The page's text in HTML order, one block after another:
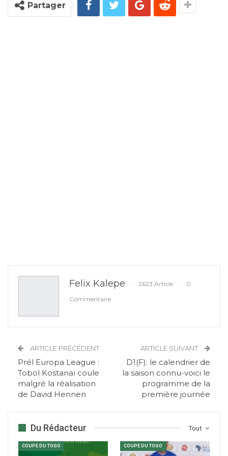
Partager
Felix Kalepe 2623 Article
0
Commentaire
ARTICLE PRÉCÉDENT
Prél Europa League :
Tobol Kostanaï coule
malgré la réalisation
de David Hennen
ARTICLE SUIVANT
D1(F): le calendrier de
la saison connu-voici le
programme de la
première journée
Tout
Du Rédacteur
COUPE DU TOGO COUPE DU TOGO